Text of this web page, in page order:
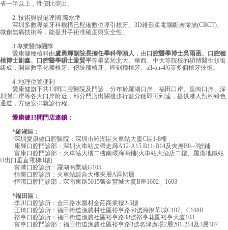
省一半以上，性價比突出。
2. 技術與設備達國 際水準
深圳多數專業牙科機構已配備數位導引植牙、3D錐形束電腦斷層掃描(CBCT)、
微創無痛技術等，能提升手術准確度與安全性。
3.專業醫師團隊
愛康健種植科由盧勇輝副院長擔任學科帶頭人 ，由 口腔醫學博士吳雨函、口腔種
植博士劉鑫、口腔醫學碩士鞏賢平等畢業於北大、華西、中大等院校的碩博醫生領銜
組成，開展數字化種植牙、傳統種植牙、即刻種植牙、all-on-4/6等多個植牙技術。
4. 地理位置便利
愛康健旗下共13間口腔醫院及門診，分布於羅湖口岸、福田口岸、皇崗口岸、深
圳灣口岸等各大口岸附近，部分門店出關後步行數分鍾即可到達，提供港人預約綠色
通道，方便安排就診行程。
愛康健13間門店連鎖：
*羅湖區：
·深圳愛康健口腔醫院：深圳市羅湖區火車站大廈C區1-8樓
·康輝口腔門診部：深圳火車站皮帶走廊A12-A15.B11-B14及夾層B8--3號鋪
·富康口腔門診部：火車站大樓二樓南環廊商鋪(火車站大酒店二樓、羅湖地鐵站
D出口垂直電梯3樓)
·富港口腔診所：羅湖商業城G105
·恒樂口腔診所：火車站綜合大樓夾層A區M層
·恒潔口腔門診部：深南東路5015號金豐城大廈B座1602、1603
*福田區：
·李川口腔診所：金田路水圍村金莊商業樓2-5樓
·王琦口腔診所：福田街道漁農村社區裕亨路50號海悅華城C107、C108B
·裕亨口腔診所：福田街道漁農社區裕亨路38號裕亨花園裕亨大廈103
·富亨口腔門診部：福田街道漁農社區裕亨路3號名津廣場2層201-214及3層307